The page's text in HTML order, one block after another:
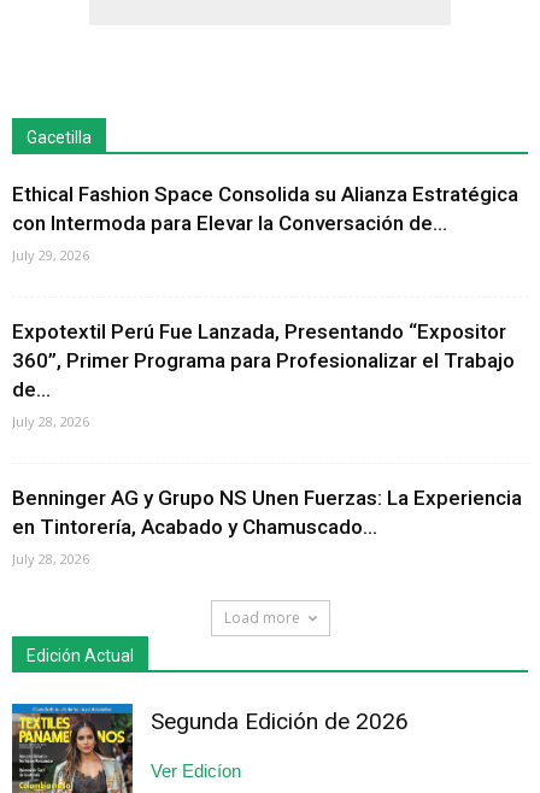
Gacetilla
Ethical Fashion Space Consolida su Alianza Estratégica
con Intermoda para Elevar la Conversación de...
July 29, 2026
Expotextil Perú Fue Lanzada, Presentando “Expositor
360”, Primer Programa para Profesionalizar el Trabajo
de...
July 28, 2026
Benninger AG y Grupo NS Unen Fuerzas: La Experiencia
en Tintorería, Acabado y Chamuscado...
July 28, 2026
Load more
Edición Actual
Segunda Edición de 2026
Ver Edicíon